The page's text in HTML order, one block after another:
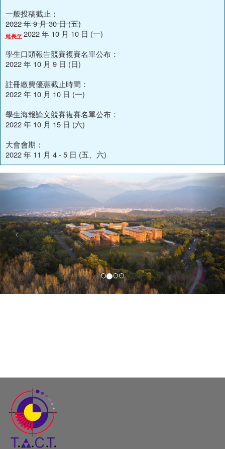
一般投稿截止：
2022 年 9 月 30 日 (五)
延長至 2022 年 10 月 10 日 (一)
學生口頭報告競賽複賽名單公布：
2022 年 10 月 9 日 (日)
註冊繳費優惠截止時間：
2022 年 10 月 10 日 (一)
學生海報論文競賽複賽名單公布：
2022 年 10 月 15 日 (六)
大會會期：
2022 年 11 月 4 - 5 日 (五、六)